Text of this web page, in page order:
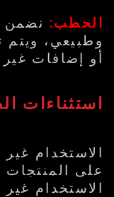
الحطب: نضمن
وطبيعي، ويتم
أو إضافات غير
استثناءات
الاستخدام
على
الاستخدام